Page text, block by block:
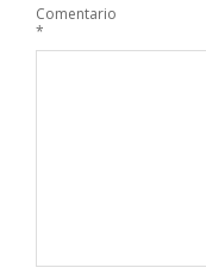
Comentario
*